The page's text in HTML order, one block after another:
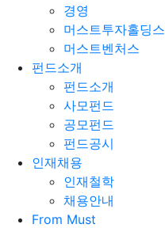
경영
머스트투자홀딩스
머스트벤처스
펀드소개
펀드소개
사모펀드
공모펀드
펀드공시
인재채용
인재철학
채용안내
From Must